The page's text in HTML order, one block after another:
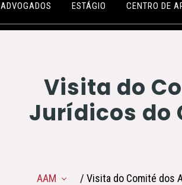
ADVOGADOS ESTÁGIO CENTRO DE
Visita do
Jurídicos do
AAM / Visita do Comité dos